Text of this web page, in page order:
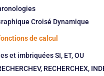
Croisé Dynamique
de calcul
et imbriquées SI, ET, OU
RECHERCHEX,